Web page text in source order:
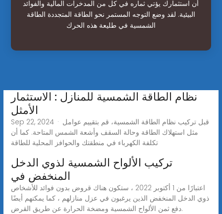
أن استثمارك يؤتي ثماره في كل من المدخرات المالية والفوائد
البيئية. لقد وضع التوجه المستمر نحو الطاقة المتجددة الطاقة
الشمسية في طليعة هذه الحرك
نظام الطاقة الشمسية للمنازل : الاستثمار
الأمثل
Sep 22, 2024 · قبل تركيب نظام الطاقة الشمسية، قم بتقييم عوامل
مثل استهلاك الطاقة وحالة السقف وأشعة الشمس المتاحة. كما أن
تكلفة الكهرباء في منطقتك والحوافز المحلية للطاقة
تركيب الألواح الشمسية لذوي الدخل
المنخفض في
اعتبارًا من 1 أكتوبر 2022 ، ستكون هناك قروض بدون فوائد للأشخاص
ذوي الدخل المنخفض الذين يرغبون في عزل منازلهم ، كما يمكنهم أيضًا
دفع ثمن الألواح الشمسية ومضخة الحرارة عن طريق القرض.